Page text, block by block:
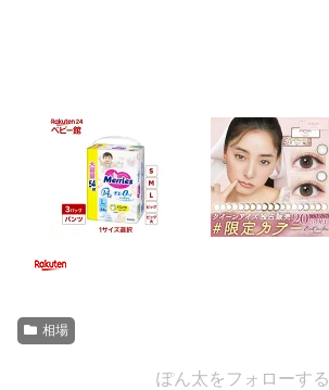
相場
ぽん太をフォローする